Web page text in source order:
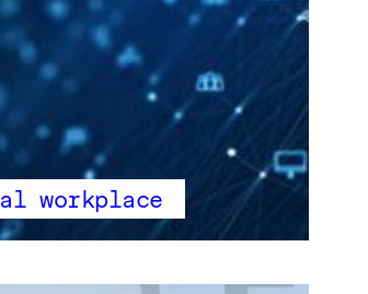
workplace